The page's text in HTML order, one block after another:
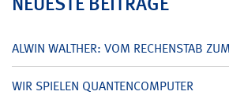
ALWIN WALTHER: VOM RECHENSTAB
WIR SPIELEN QUANTENCOMPUTER